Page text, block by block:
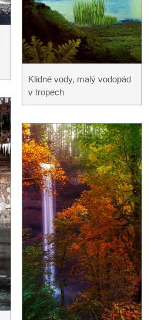
Klidné vody, malý vodopád
v tropech